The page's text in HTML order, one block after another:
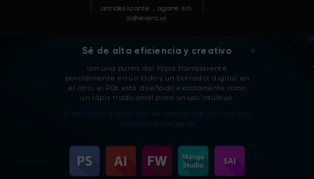
antideslizante，agarre sin
adherencia
Sé de alta eficiencia y creativo
con una punta del lápiz transparente
parcialmente en un lado y un borrador digital en
el otro, el P06 está diseñado exactamente como
un lápiz tradicional para un uso intuitivo.
El borrador digital solo es compatible con algunos
software principales